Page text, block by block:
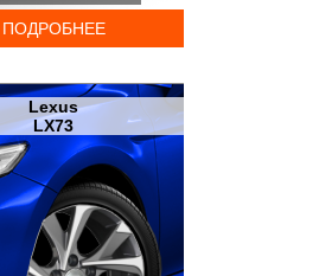
ПОДРОБНЕЕ
Lexus
LX73